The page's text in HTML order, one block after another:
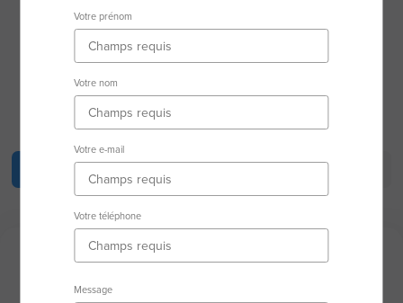
Secteur d'activité
RSAC : 90225150300014 TOULOUSE
Description Biens en vente Biens vendus
Description
Votre prénom
Votre nom
Votre e-mail
Votre téléphone
Message